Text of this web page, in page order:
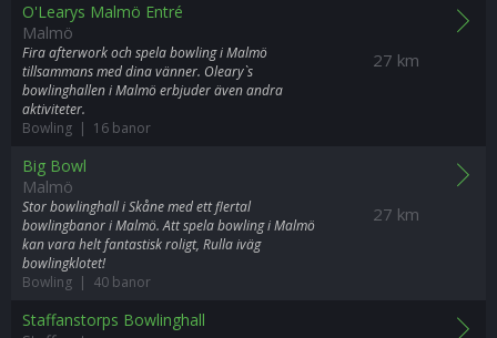
27 km
O'Learys Malmö Entré
Malmö
Fira afterwork och spela bowling i Malmö
tillsammans med dina vänner. Oleary`s
bowlinghallen i Malmö erbjuder även andra
aktiviteter.
Bowling | 16 banor
27 km
Big Bowl
Malmö
Stor bowlinghall i Skåne med ett flertal
bowlingbanor i Malmö. Att spela bowling i Malmö
kan vara helt fantastisk roligt, Rulla iväg
bowlingklotet!
Bowling | 40 banor
Staffanstorps Bowlinghall